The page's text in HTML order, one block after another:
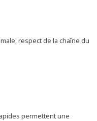
respect de la chaîne du
permettent une